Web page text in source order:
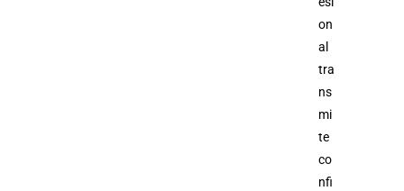
on
al
tra
ns
mi
te
co
nfi